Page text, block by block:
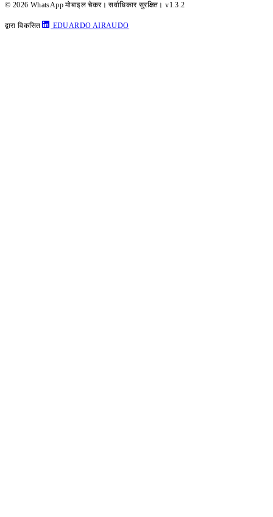
© 2026 WhatsApp मोबाइल चेकर। सर्वाधिकार सुरक्षित।v1.3.2
द्वारा विकसित EDUARDO AIRAUDO